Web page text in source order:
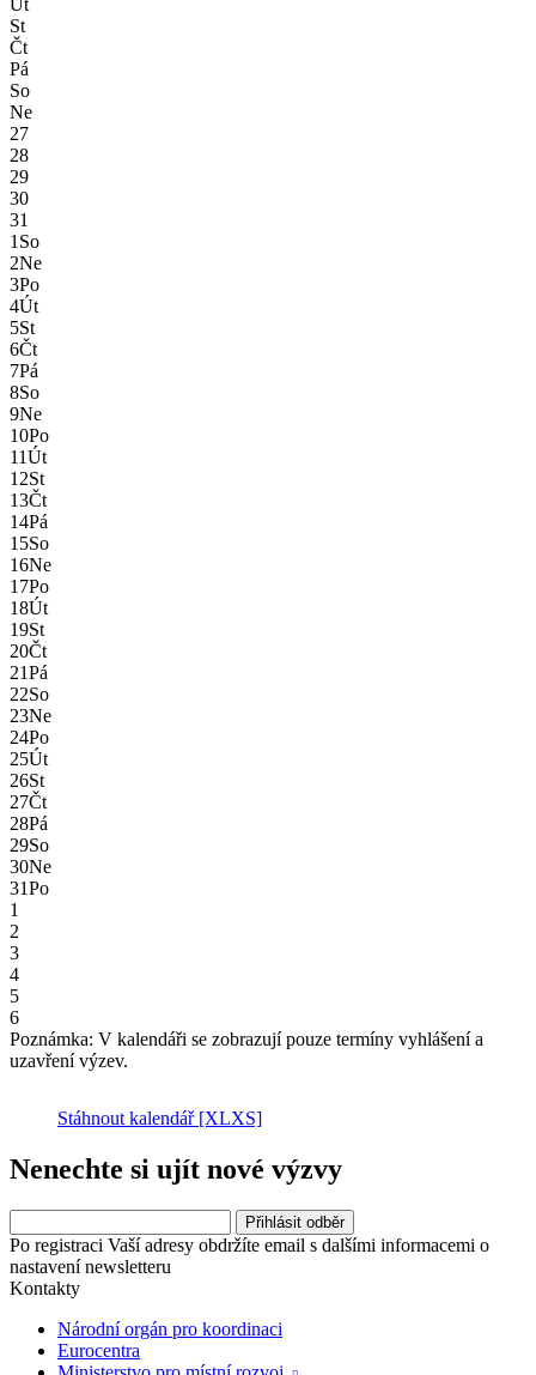
Út
St
Čt
Pá
So
Ne
27
28
29
30
31
1 So
2Ne
3Po
4Út
5St
6Čt
7Pá
8So
9Ne
10Po
11Út
12St
13Čt
14Pá
15So
16Ne
17Po
18Út
19St
20Čt
21Pá
22So
23Ne
24Po
25Út
26St
27Čt
28Pá
29So
30Ne
31Po
1
2
3
4
5
6
Poznámka: V kalendáři se zobrazují pouze termíny vyhlášení a
uzavření výzev.
Stáhnout kalendář [XLXS]
Nenechte si ujít nové výzvy
Po registraci Vaší adresy obdržíte email s dalšími informacemi o
nastavení newsletteru
Kontakty
Národní orgán pro koordinaci
Eurocentra